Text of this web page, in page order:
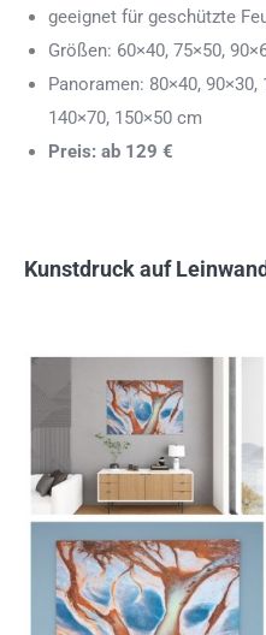
geeignet für geschützte
Größen: 60×40, 75×50,
Panoramen: 80×40, 90×30,
140×70, 150×50 cm
Preis: ab 129 €
Kunstdruck auf Leinwand